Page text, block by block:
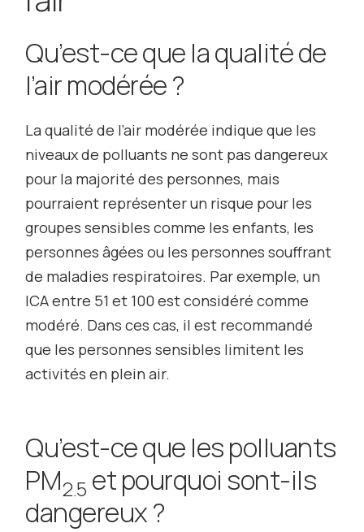
Qu’est-ce que la qualité de
l’air modérée ?
La qualité de l’air modérée indique que les
niveaux de polluants ne sont pas dangereux
pour la majorité des personnes, mais
pourraient représenter un risque pour les
groupes sensibles comme les enfants, les
personnes âgées ou les personnes souffrant
de maladies respiratoires. Par exemple, un
ICA entre 51 et 100 est considéré comme
modéré. Dans ces cas, il est recommandé
que les personnes sensibles limitent les
activités en plein air.
Qu’est-ce que les polluants
PM2.5 et pourquoi sont-ils
dangereux ?